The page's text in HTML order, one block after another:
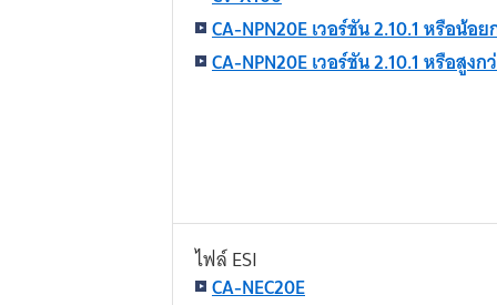
CA-NPN20E เวอร์ชัน 2.10.1 หรือน้อ
CA-NPN20E เวอร์ชัน 2.10.1 หรือสูงก
ไฟล์ ESI
CA-NEC20E